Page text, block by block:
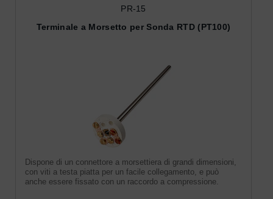
PR-15
Terminale a Morsetto per Sonda RTD (PT100)
Dispone di un connettore a morsettiera di grandi dimensioni,
con viti a testa piatta per un facile collegamento, e può
anche essere fissato con un raccordo a compressione.